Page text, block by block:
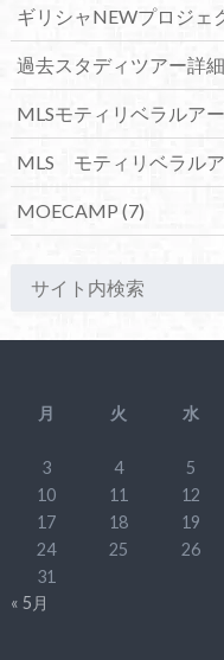
ギリシャNEWプロジェ
過去スタディツアー詳細
MLSモティリベラルア
MLS モティリベラル
MOECAMP (7)
月
火 水
3
4 5
10
11 12
17
18 19
24
25 26
31
« 5月